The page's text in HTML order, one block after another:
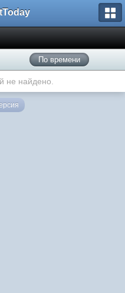
По времени
не найдено.